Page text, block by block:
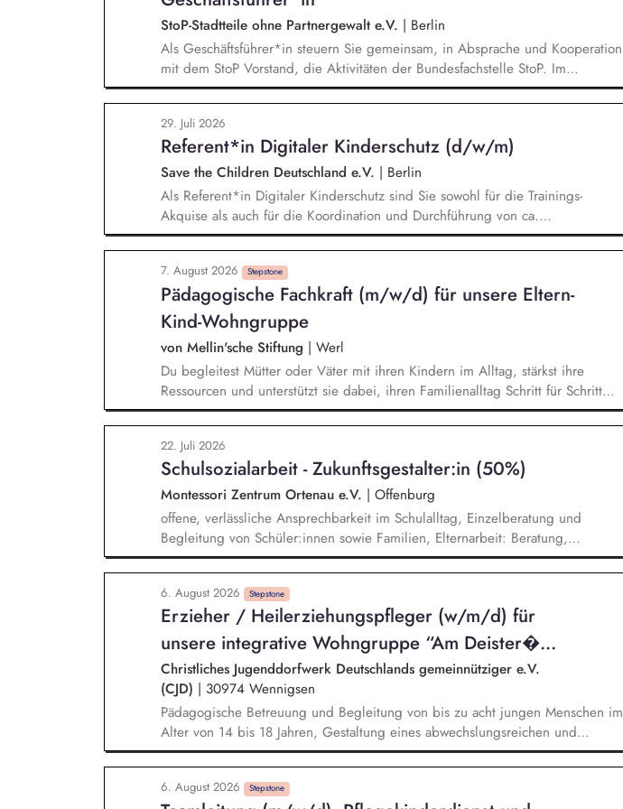
StoP-Stadtteile ohne Partnergewalt e.V. | Berlin
Als Geschäftsführer*in steuern Sie gemeinsam, in Absprache und Kooperation
mit dem StoP Vorstand, die Aktivitäten der Bundesfachstelle StoP. Im
Einzelnen bedeutet das: Projektmanagement und Verantwortung für die
Umsetzung des Gesamtprojektes, Gesamtsteuerung und Sicherstellung des
wirtschaftlichen Betriebes der Geschäftsstelle und des Vereins (Finanzierung,
Controlling), Akquise von Fördermitteln und Spenden sowie
Personalverantwortung für die Bundesfachstelle mit 4 Mitarbeitenden.
29. Juli 2026
Referent*in Digitaler Kinderschutz (d/w/m)
Save the Children Deutschland e.V. | Berlin
Als Referent*in Digitaler Kinderschutz sind Sie sowohl für die Trainings-
Akquise als auch für die Koordination und Durchführung von ca.
zweistündigen Workshops verantwortlich. Identifikation, Ansprache und
Akquise von Institutionen und Organisationen für Trainings zum sensiblen
Umgang mit Kinderfotos und -videos (z. B. Kitas, Schulen, Sportvereine und -
verbände, Jugendverbände, Kinder-/Jugendreiseveranstalter). Eigenständige
Konzeption und Durchführung zielgruppengerechter Trainings in digitalen
Formaten sowie in Präsenz bei Auftraggebern.
7. August 2026 Stepstone
Pädagogische Fachkraft (m/w/d) für unsere Eltern-
Kind-Wohngruppe
von Mellin'sche Stiftung | Werl
Du begleitest Mütter oder Väter mit ihren Kindern im Alltag, stärkst ihre
Ressourcen und unterstützt sie dabei, ihren Familienalltag Schritt für Schritt
selbstständig zu gestalten. Du förderst die Eltern-Kind-Bindung, unterstützt
den Aufbau stabiler Beziehungen und schaffst einen sicheren Ort, an dem
Entwicklung und neue Perspektiven möglich werden. Du beobachtest und
reflektierst die elterliche Sorgefähigkeit verantwortungsvoll, handelst stets mit
Blick auf das Kindeswohl und entwickelst gemeinsam im Team tragfähige
Perspektiven.
22. Juli 2026
Schulsozialarbeit - Zukunftsgestalter:in (50%)
Montessori Zentrum Ortenau e.V. | Offenburg
offene, verlässliche Ansprechbarkeit im Schulalltag, Einzelberatung und
Begleitung von Schüler:innen sowie Familien, Elternarbeit: Beratung,
Begleitung und Informationsangebote, sozialpädagogische Gruppenangebote
(z. B. soziales Lernen, Prävention, Selbstkompetenz), Konfliktbegleitung und
Stärkung der Beziehungskultur im Schulalltag, Zusammenarbeit im
multiprofessionellen Schulteam
6. August 2026 Stepstone
Erzieher / Heilerziehungspfleger (w/m/d) für
unsere integrative Wohngruppe “Am Deister�...
Christliches Jugenddorfwerk Deutschlands gemeinnütziger e.V.
(CJD) | 30974 Wennigsen
Pädagogische Betreuung und Begleitung von bis zu acht jungen Menschen im
Alter von 14 bis 18 Jahren, Gestaltung eines abwechslungsreichen und
verlässlichen Gruppenalltags, Aufbau und Pflege von tragfähigen
Beziehungen im Rahmen des Bezugsbetreuungssystems, Förderung der
alltagspraktischen Fähigkeiten und Unterstützung bei der Verselbstständigung,
6. August 2026 Stepstone